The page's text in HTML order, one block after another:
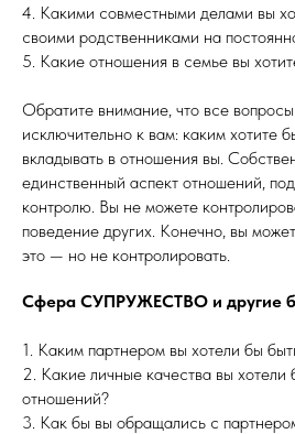
4. Какими совместными делами вы
своими родственниками на
5. Какие отношения в семье вы
Обратите внимание, что все вопросы
исключительно к вам: каким хотите
вкладывать в отношения вы.
единственный аспект отношений,
контролю. Вы не можете
поведение других. Конечно, вы
это — но не контролировать.
Сфера СУПРУЖЕСТВО и другие
1. Каким партнером вы хотели бы
2. Какие личные качества вы хотели
отношений?
3. Как бы вы обращались с